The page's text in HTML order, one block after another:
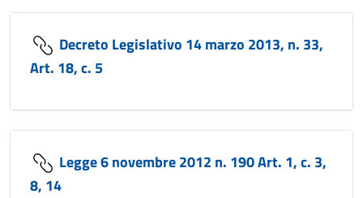
Decreto Legislativo 14 marzo 2013, n. 33,
Art. 18, c. 5
Legge 6 novembre 2012 n. 190 Art. 1, c. 3,
8, 14